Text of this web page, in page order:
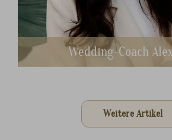
Wedding-Coach
Weitere Artikel